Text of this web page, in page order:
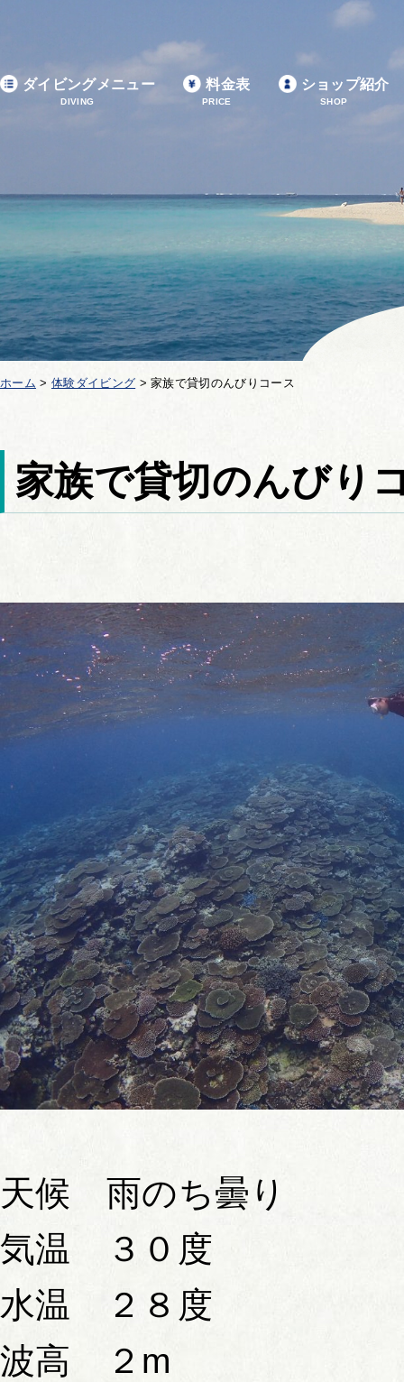
ダイビングメニュー
DIVING
料金表
PRICE
ショップ紹介
SHOP
ホーム > 体験ダイビング >家族で貸切のんびりコース
家族で貸切のんびり
天候 雨のち曇り
気温 ３０度
水温 ２８度
波高 ２m